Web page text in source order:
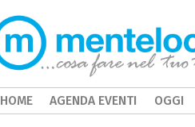
HOME AGENDA EVENTI OGGI